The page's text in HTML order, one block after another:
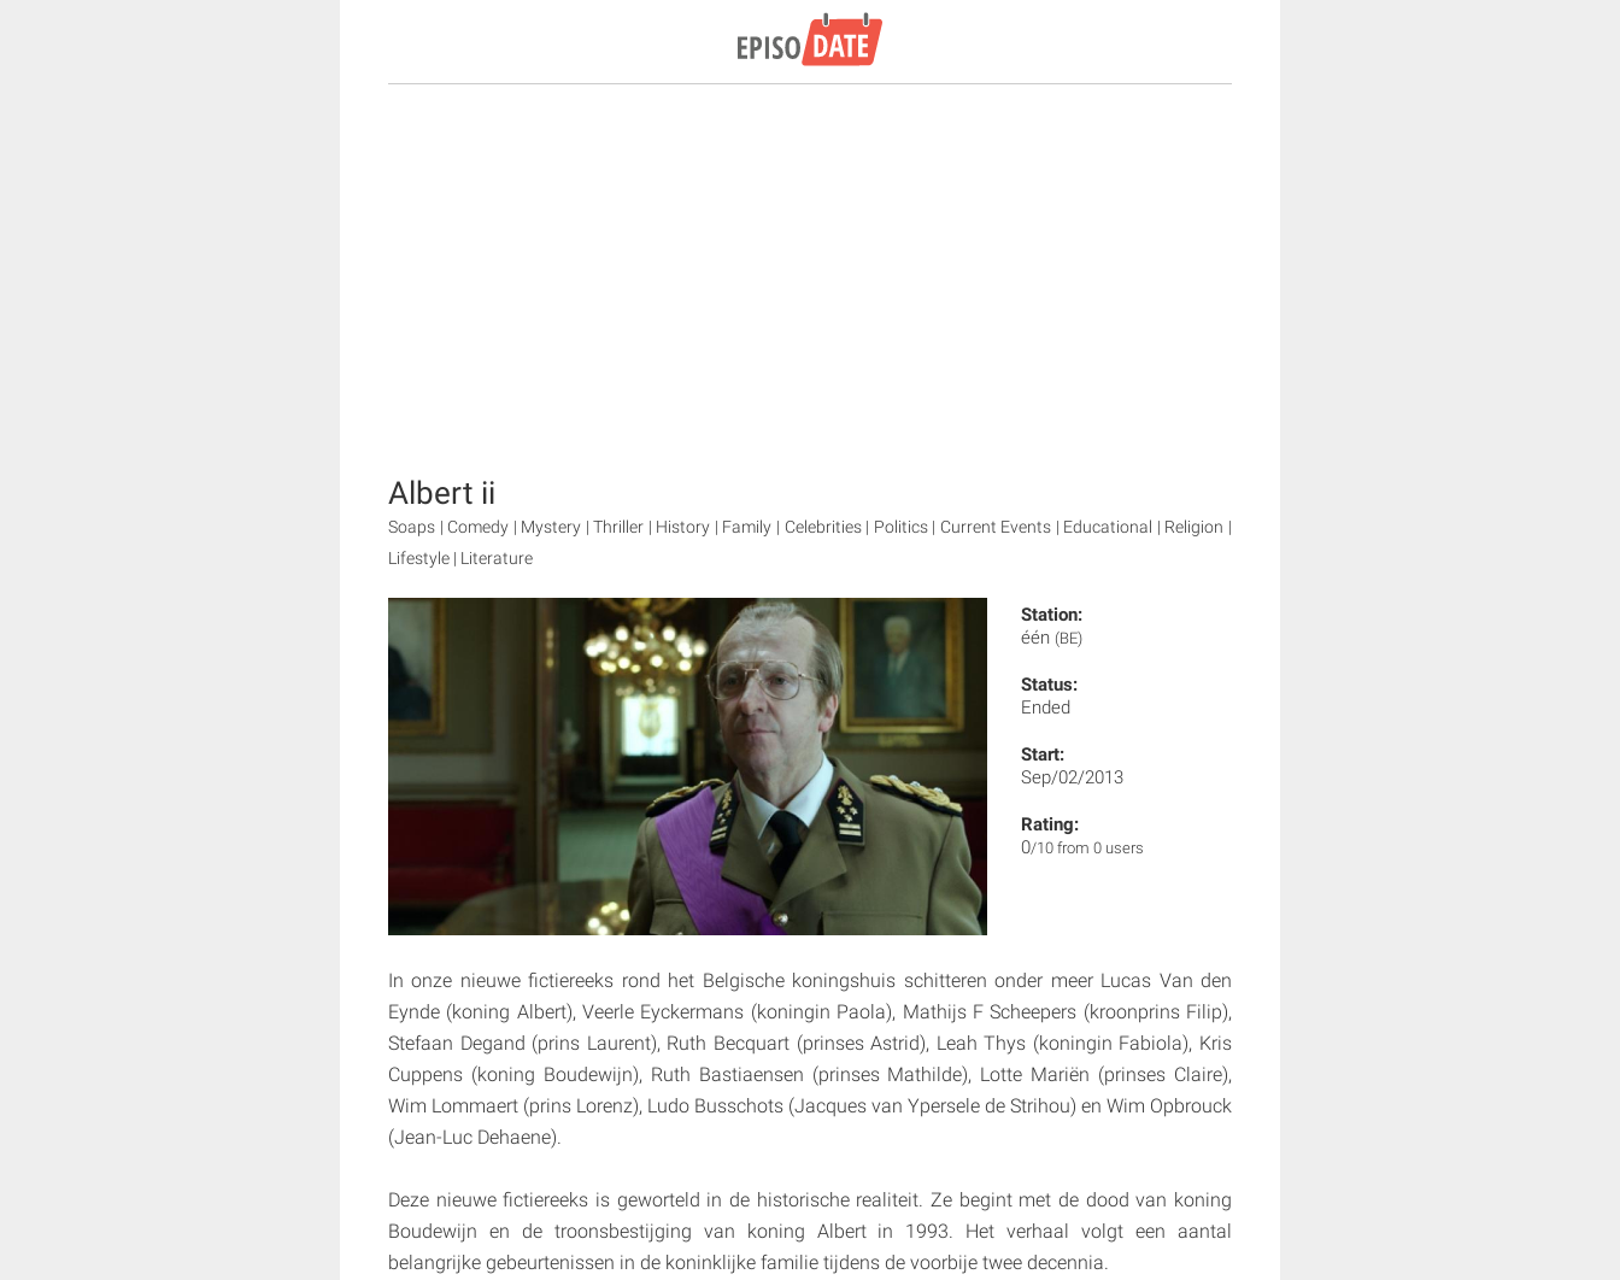
Albert ii
Soaps | Comedy | Mystery | Thriller | History | Family | Celebrities | Politics | Current Events | Educational | Religion |
Lifestyle | Literature
Station:
één (BE)
Status:
Ended
Start:
Sep/02/2013
Rating:
0/10 from 0 users
In onze nieuwe fictiereeks rond het Belgische koningshuis schitteren onder meer Lucas Van den
Eynde (koning Albert), Veerle Eyckermans (koningin Paola), Mathijs F Scheepers (kroonprins Filip),
Stefaan Degand (prins Laurent), Ruth Becquart (prinses Astrid), Leah Thys (koningin Fabiola), Kris
Cuppens (koning Boudewijn), Ruth Bastiaensen (prinses Mathilde), Lotte Mariën (prinses Claire),
Wim Lommaert (prins Lorenz), Ludo Busschots (Jacques van Ypersele de Strihou) en Wim Opbrouck
(Jean-Luc Dehaene).
Deze nieuwe fictiereeks is geworteld in de historische realiteit. Ze begint met de dood van koning
Boudewijn en de troonsbestijging van koning Albert in 1993. Het verhaal volgt een aantal
belangrijke gebeurtenissen in de koninklijke familie tijdens de voorbije twee decennia.